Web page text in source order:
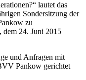
lautet das
Sondersitzung der
zu
dem 24. Juni 2015
und Anfragen mit
Pankow gerichtet